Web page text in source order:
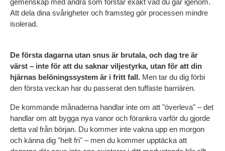
gemenskap med andra som förstår exakt vad du går igenom.
Att dela dina svårigheter och framsteg gör processen mindre
isolerad.
De första dagarna utan snus är brutala, och dag tre är
värst – inte för att du saknar viljestyrka, utan för att din
hjärnas belöningssystem är i fritt fall. Men tar du dig förbi
den första veckan har du passerat den tuffaste barriären.
De kommande månaderna handlar inte om att "överleva" – det
handlar om att bygga nya vanor och förankra varför du gjorde
detta val från början. Du kommer inte vakna upp en morgon
och känna dig "helt fri" – men du kommer upptäcka att